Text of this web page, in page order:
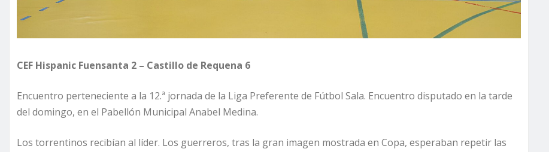
CEF Hispanic Fuensanta 2 – Castillo de Requena 6
Encuentro perteneciente a la 12.ª jornada de la Liga Preferente de Fútbol Sala. Encuentro disputado en la tarde
del domingo, en el Pabellón Municipal Anabel Medina.
Los torrentinos recibían al líder. Los guerreros, tras la gran imagen mostrada en Copa, esperaban repetir las